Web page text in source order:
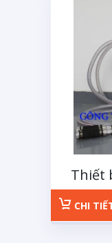
Thiết
hệ
CHI